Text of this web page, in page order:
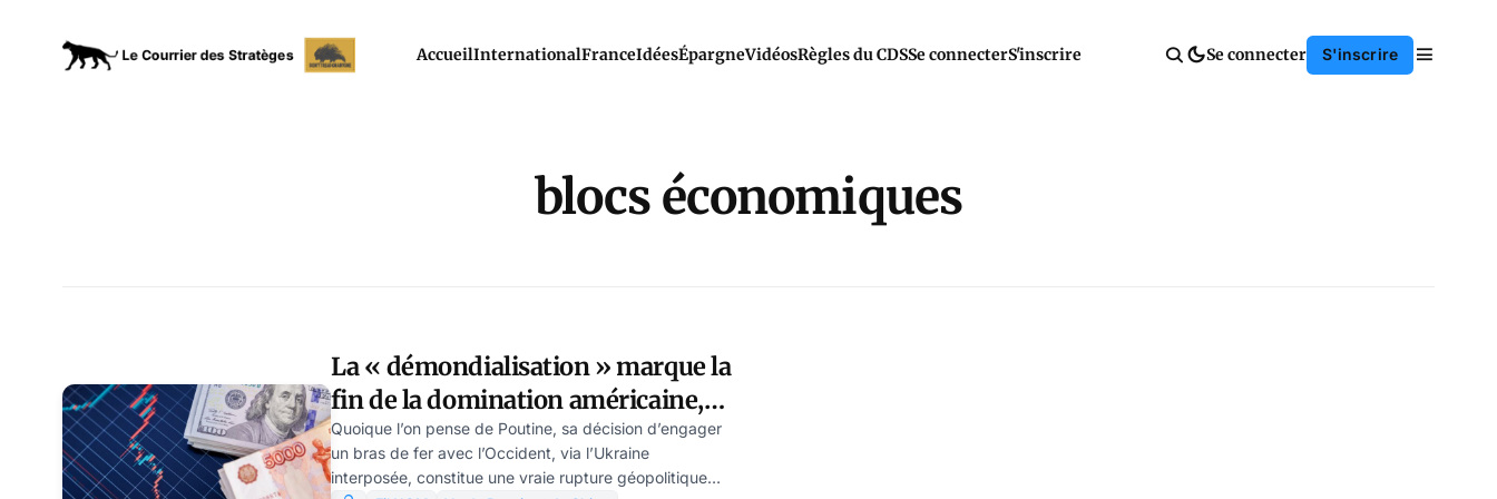
AccueilInternationalFranceIdéesÉpargneVidéosRègles du CDSSe connecterS'inscrire Se connecter S'inscrire
blocs économiques
La « démondialisation » marque la
fin de la domination américaine,
par Rueconomics
Quoique l’on pense de Poutine, sa décision d’engager
un bras de fer avec l’Occident, via l’Ukraine
interposée, constitue une vraie rupture géopolitique